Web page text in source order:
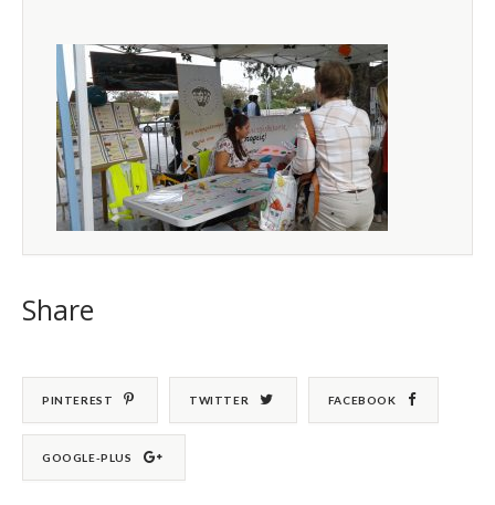
Share
PINTEREST TWITTER FACEBOOK
GOOGLE-PLUS